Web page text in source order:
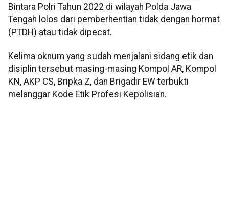
Bintara Polri Tahun 2022 di wilayah Polda Jawa
Tengah lolos dari pemberhentian tidak dengan hormat
(PTDH) atau tidak dipecat.
Kelima oknum yang sudah menjalani sidang etik dan
disiplin tersebut masing-masing Kompol AR, Kompol
KN, AKP CS, Bripka Z, dan Brigadir EW terbukti
melanggar Kode Etik Profesi Kepolisian.